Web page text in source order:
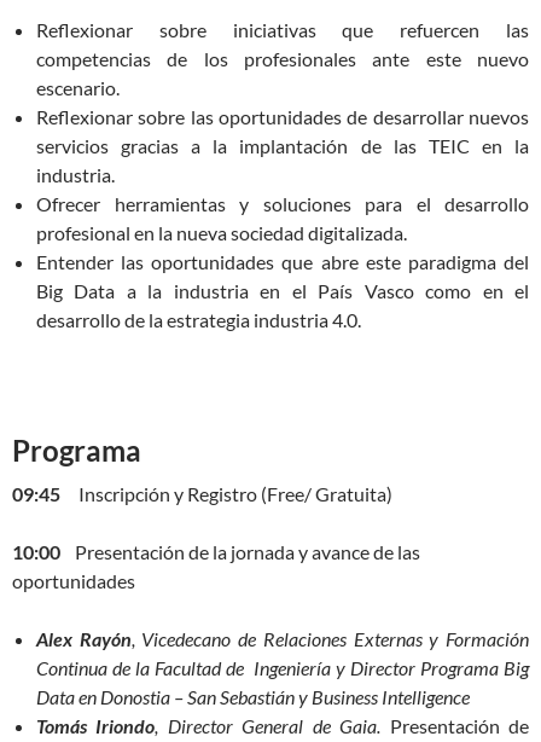
Reflexionar sobre iniciativas que refuercen las
competencias de los profesionales ante este nuevo
escenario.
Reflexionar sobre las oportunidades de desarrollar nuevos
servicios gracias a la implantación de las TEIC en la
industria.
Ofrecer herramientas y soluciones para el desarrollo
profesional en la nueva sociedad digitalizada.
Entender las oportunidades que abre este paradigma del
Big Data a la industria en el País Vasco como en el
desarrollo de la estrategia industria 4.0.
Programa
09:45 Inscripción y Registro (Free/ Gratuita)
10:00 Presentación de la jornada y avance de las
oportunidades
Alex Rayón, Vicedecano de Relaciones Externas y Formación
Continua de la Facultad de Ingeniería y Director Programa Big
Data en Donostia – San Sebastián y Business Intelligence
Tomás Iriondo, Director General de Gaia. Presentación de